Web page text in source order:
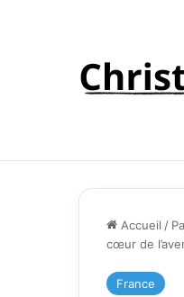
Accueil /
cœur de
France